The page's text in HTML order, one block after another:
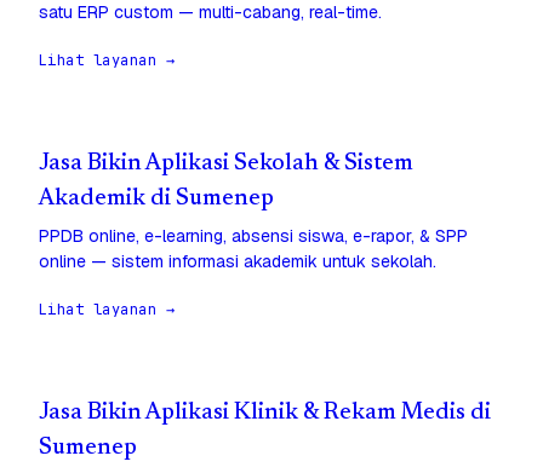
satu ERP custom — multi-cabang, real-time.
Lihat layanan →
Jasa Bikin Aplikasi Sekolah & Sistem
Akademik di Sumenep
PPDB online, e-learning, absensi siswa, e-rapor, & SPP
online — sistem informasi akademik untuk sekolah.
Lihat layanan →
Jasa Bikin Aplikasi Klinik & Rekam Medis di
Sumenep